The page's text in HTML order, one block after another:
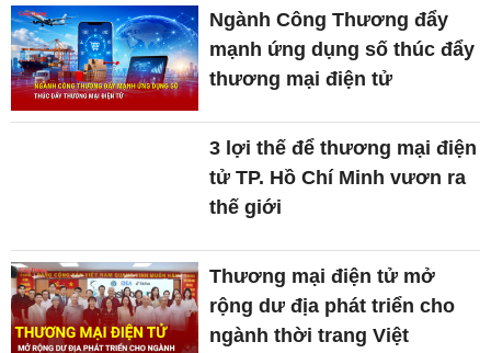
Ngành Công Thương đẩy
mạnh ứng dụng số thúc đẩy
thương mại điện tử
3 lợi thế để thương mại điện
tử TP. Hồ Chí Minh vươn ra
thế giới
Thương mại điện tử mở
rộng dư địa phát triển cho
ngành thời trang Việt